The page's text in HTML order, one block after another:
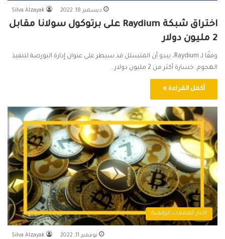
Silva Alzayak ديسمبر 18, 2022
اختراق شبكة Raydium على برتوكول سولانا مقابل
2 مليون دولار
وفقًا لـ Raydium، يبدو أن المتسلل قد سيطر على عنوان إدارة البورصة لتنفيذ
الهجوم. خسارة أكثر من 2 مليون دولار…
أكمل القراءة »
اخبار العملات الرقمية
Silva Alzayak نوفمبر 11, 2022